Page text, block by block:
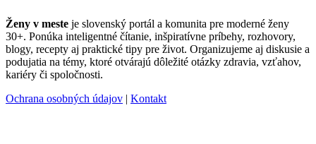
Ženy v meste je slovenský portál a komunita pre moderné ženy
30+. Ponúka inteligentné čítanie, inšpiratívne príbehy, rozhovory,
blogy, recepty aj praktické tipy pre život. Organizujeme aj diskusie a
podujatia na témy, ktoré otvárajú dôležité otázky zdravia, vzťahov,
kariéry či spoločnosti.
Ochrana osobných údajov | Kontakt